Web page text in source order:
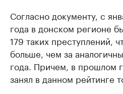
Согласно документу, с
года в донском регионе
179 таких преступлений,
больше, чем за
года. Причем, в прошлом
занял в данном рейтинге